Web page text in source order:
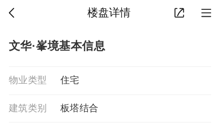
楼盘详情
文华·峯境基本信息
物业类型 住宅
建筑类别 板塔结合